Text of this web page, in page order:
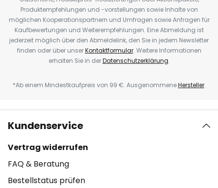
Produktempfehlungen und -vorstellungen sowie Inhalte von
möglichen Kooperationspartnern und Umfragen sowie Anfragen für
Kaufbewertungen und Weiterempfehlungen. Eine Abmeldung ist
jederzeit möglich über den Abmeldelink, den Sie in jedem Newsletter
finden oder über unserKontaktformular. Weitere Informationen
erhalten Sie in derDatenschutzerklärung.
*Ab einem Mindestkaufpreis von 99 €. AusgenommeneHersteller.
Kundenservice
Vertrag widerrufen
FAQ & Beratung
Bestellstatus prüfen